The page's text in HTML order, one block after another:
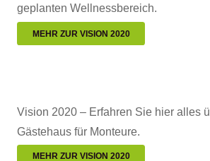
geplanten Wellnessbereich.
MEHR ZUR VISION 2020
Vision 2020 – Erfahren Sie hier alles
Gästehaus für Monteure.
MEHR ZUR VISION 2020